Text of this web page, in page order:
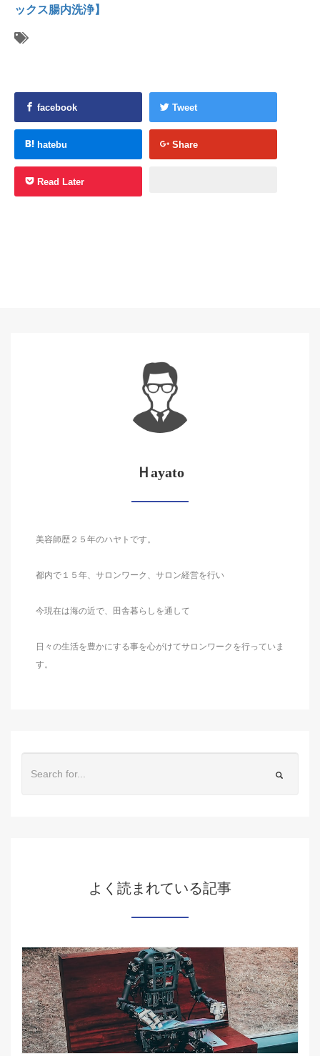
ックス腸内洗浄】
facebook Tweet
hatebu Share
Read Later
Ｈayato
美容師歴２５年のハヤトです。
都内で１５年、サロンワーク、サロン経営を行い
今現在は海の近で、田舎暮らしを通して
日々の生活を豊かにする事を心がけてサロンワークを行っていま
す。
よく読まれている記事